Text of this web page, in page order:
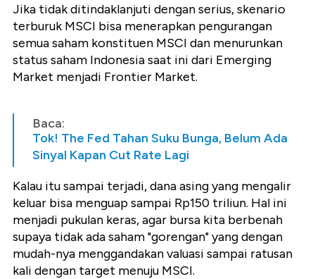
Jika tidak ditindaklanjuti dengan serius, skenario
terburuk MSCI bisa menerapkan pengurangan
semua saham konstituen MSCI dan menurunkan
status saham Indonesia saat ini dari Emerging
Market menjadi Frontier Market.
Baca:
Tok! The Fed Tahan Suku Bunga, Belum Ada
Sinyal Kapan Cut Rate Lagi
Kalau itu sampai terjadi, dana asing yang mengalir
keluar bisa menguap sampai Rp150 triliun. Hal ini
menjadi pukulan keras, agar bursa kita berbenah
supaya tidak ada saham "gorengan" yang dengan
mudah-nya menggandakan valuasi sampai ratusan
kali dengan target menuju MSCI.